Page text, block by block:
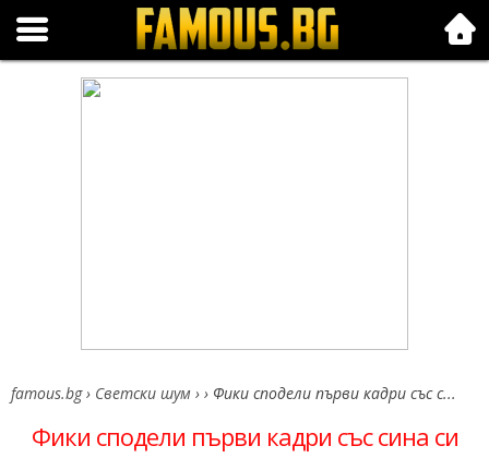
Folk.bg
famous.bg › Светски шум › › Фики сподели първи кадри със с...
Фики сподели първи кадри със сина си